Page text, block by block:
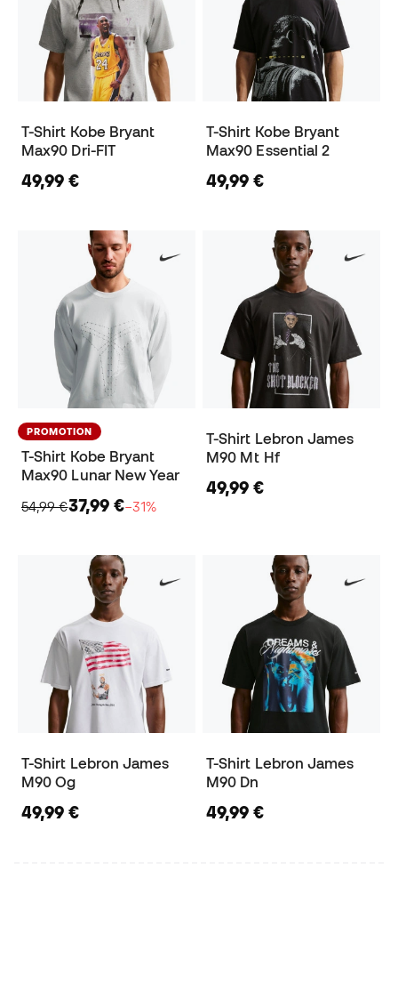
T-Shirt Kobe Bryant
Max90 Dri-FIT
49,99 €
T-Shirt Kobe Bryant
Max90 Essential 2
49,99 €
PROMOTION
T-Shirt Kobe Bryant
Max90 Lunar New Year
54,99 €37,99 €−31%
T-Shirt Lebron James
M90 Mt Hf
49,99 €
T-Shirt Lebron James
M90 Og
49,99 €
T-Shirt Lebron James
M90 Dn
49,99 €